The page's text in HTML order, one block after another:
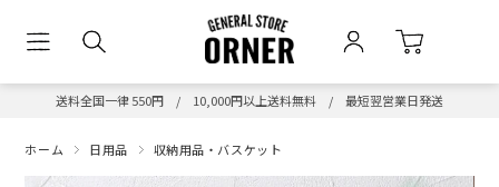
送料全国一律 550円 / 10,000円以上送料無料 / 最短翌営業日発送
ホーム 日用品 収納用品・バスケット